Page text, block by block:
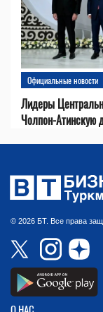
Официальные новости
Лидеры
Чолпон-Атинскую
© 2026 БТ. Все права
О НАС